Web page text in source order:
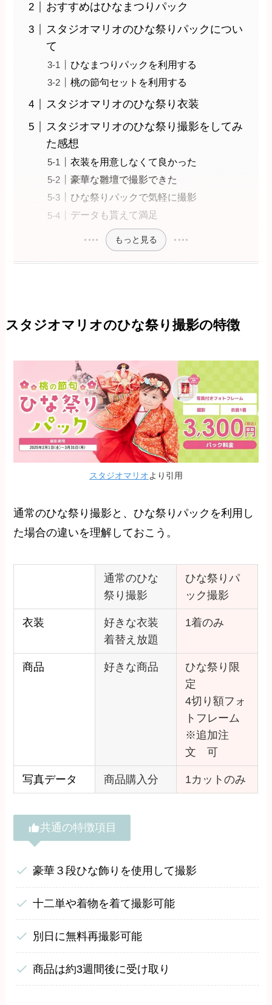
おすすめはひなまつりパック
スタジオマリオのひな祭りパックについ
て
ひなまつりパックを利用する
桃の節句セットを利用する
スタジオマリオのひな祭り衣装
スタジオマリオのひな祭り撮影をしてみ
た感想
衣装を用意しなくて良かった
豪華な雛壇で撮影できた
ひな祭りパックで気軽に撮影
データも貰えて満足
もっと見る
スタジオマリオのひな祭り撮影の特徴
スタジオマリオより引用
通常のひな祭り撮影と、ひな祭りパックを利用し
た場合の違いを理解しておこう。
通常のひな
祭り撮影
ひな祭りパ
ック撮影
衣装
好きな衣装
着替え放題
1着のみ
商品 好きな商品
ひな祭り限
定
4切り額フォ
トフレーム
※追加注
文 可
写真データ 商品購入分 1カットのみ
共通の特徴項目
豪華３段ひな飾りを使用して撮影
十二単や着物を着て撮影可能
別日に無料再撮影可能
商品は約3週間後に受け取り